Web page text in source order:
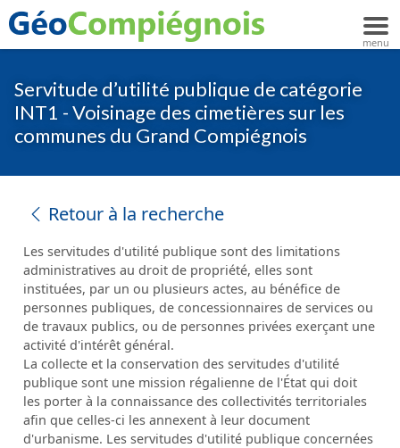
Servitude d’utilité publique de catégorie
INT1 - Voisinage des cimetières sur les
communes du Grand Compiégnois
Retour à la recherche
Les servitudes d'utilité publique sont des limitations
administratives au droit de propriété, elles sont
instituées, par un ou plusieurs actes, au bénéfice de
personnes publiques, de concessionnaires de services ou
de travaux publics, ou de personnes privées exerçant une
activité d'intérêt général.
La collecte et la conservation des servitudes d'utilité
publique sont une mission régalienne de l'État qui doit
les porter à la connaissance des collectivités territoriales
afin que celles-ci les annexent à leur document
d'urbanisme. Les servitudes d'utilité publique concernées